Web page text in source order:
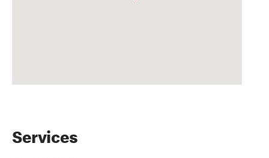
Services